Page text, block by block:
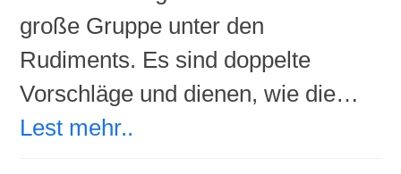
große Gruppe unter den
Rudiments. Es sind doppelte
Vorschläge und dienen, wie die…
Lest mehr..